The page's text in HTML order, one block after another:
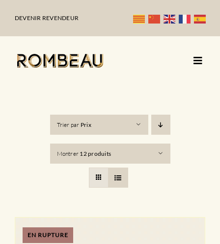
DEVENIR REVENDEUR
Trier par Prix
Montrer 12 produits
EN RUPTURE